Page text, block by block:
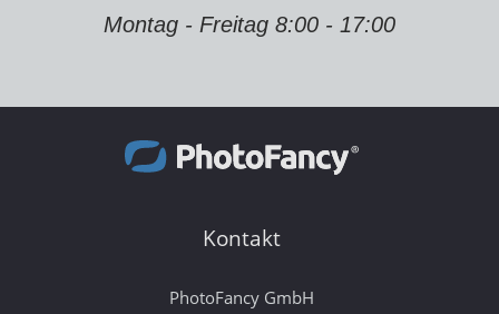
Montag - Freitag 8:00 - 17:00
Kontakt
PhotoFancy GmbH